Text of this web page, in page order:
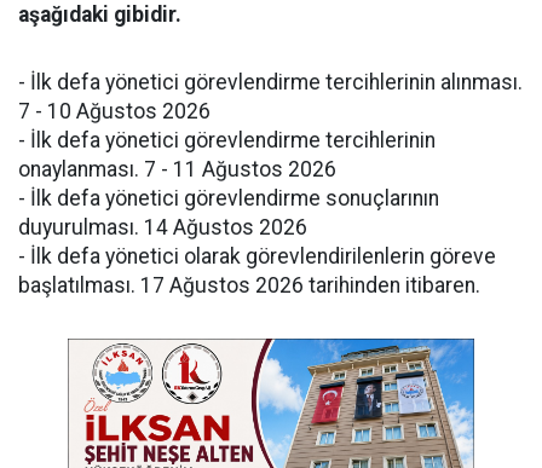
aşağıdaki gibidir.
- İlk defa yönetici görevlendirme tercihlerinin alınması.
7 - 10 Ağustos 2026
- İlk defa yönetici görevlendirme tercihlerinin
onaylanması. 7 - 11 Ağustos 2026
- İlk defa yönetici görevlendirme sonuçlarının
duyurulması. 14 Ağustos 2026
- İlk defa yönetici olarak görevlendirilenlerin göreve
başlatılması. 17 Ağustos 2026 tarihinden itibaren.